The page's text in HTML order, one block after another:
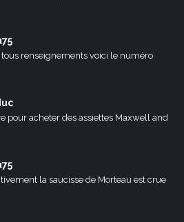
tous renseignements voici le numéro
pour acheter des assiettes Maxwell and
la saucisse de Morteau est crue